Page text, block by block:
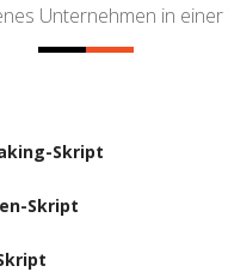
Unternehmen in
Skript
Skript